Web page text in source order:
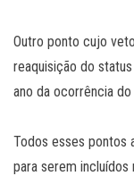
Outro ponto cujo
reaquisição do
ano da ocorrência
Todos esses pontos
para serem